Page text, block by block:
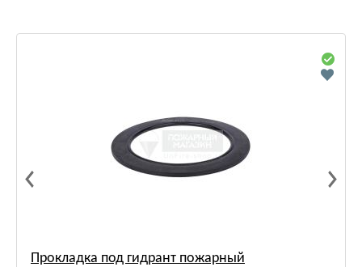
Прокладка под гидрант пожарный